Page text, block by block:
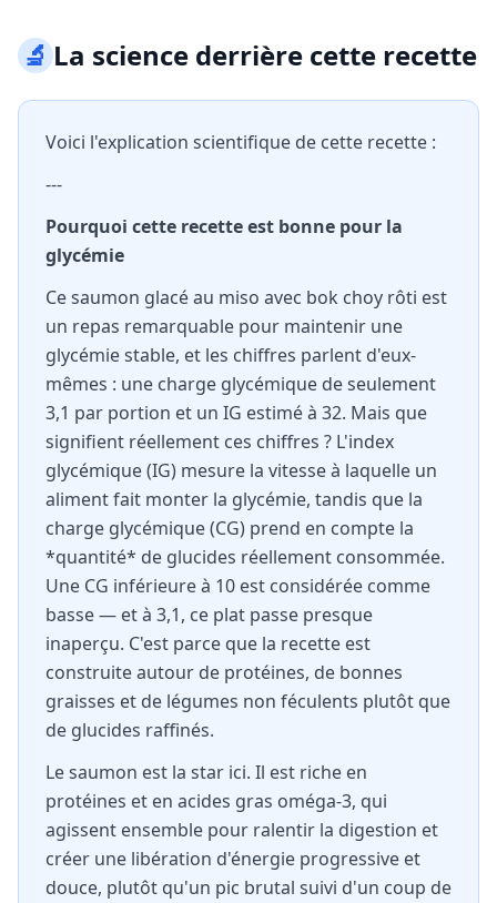
🔬La science derrière cette recette
Voici l'explication scientifique de cette recette :
---
Pourquoi cette recette est bonne pour la
glycémie
Ce saumon glacé au miso avec bok choy rôti est
un repas remarquable pour maintenir une
glycémie stable, et les chiffres parlent d'eux-
mêmes : une charge glycémique de seulement
3,1 par portion et un IG estimé à 32. Mais que
signifient réellement ces chiffres ? L'index
glycémique (IG) mesure la vitesse à laquelle un
aliment fait monter la glycémie, tandis que la
charge glycémique (CG) prend en compte la
*quantité* de glucides réellement consommée.
Une CG inférieure à 10 est considérée comme
basse — et à 3,1, ce plat passe presque
inaperçu. C'est parce que la recette est
construite autour de protéines, de bonnes
graisses et de légumes non féculents plutôt que
de glucides raffinés.
Le saumon est la star ici. Il est riche en
protéines et en acides gras oméga-3, qui
agissent ensemble pour ralentir la digestion et
créer une libération d'énergie progressive et
douce, plutôt qu'un pic brutal suivi d'un coup de